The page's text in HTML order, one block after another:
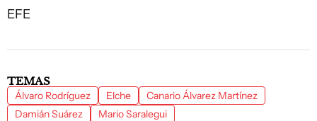
EFE
TEMAS
Álvaro Rodríguez Elche
Canario Álvarez Martínez
Damián Suárez
Mario Saralegui